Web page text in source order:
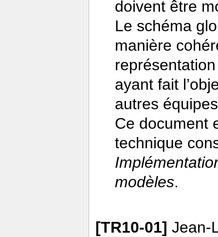
doivent être
Le schéma
manière
ayant fait
autres
Ce document
technique
modèles.
[TR10-01] Jean-